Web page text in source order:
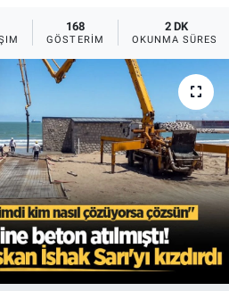
168
GÖSTERIM
2 DK
OKUNMA SÜRESI